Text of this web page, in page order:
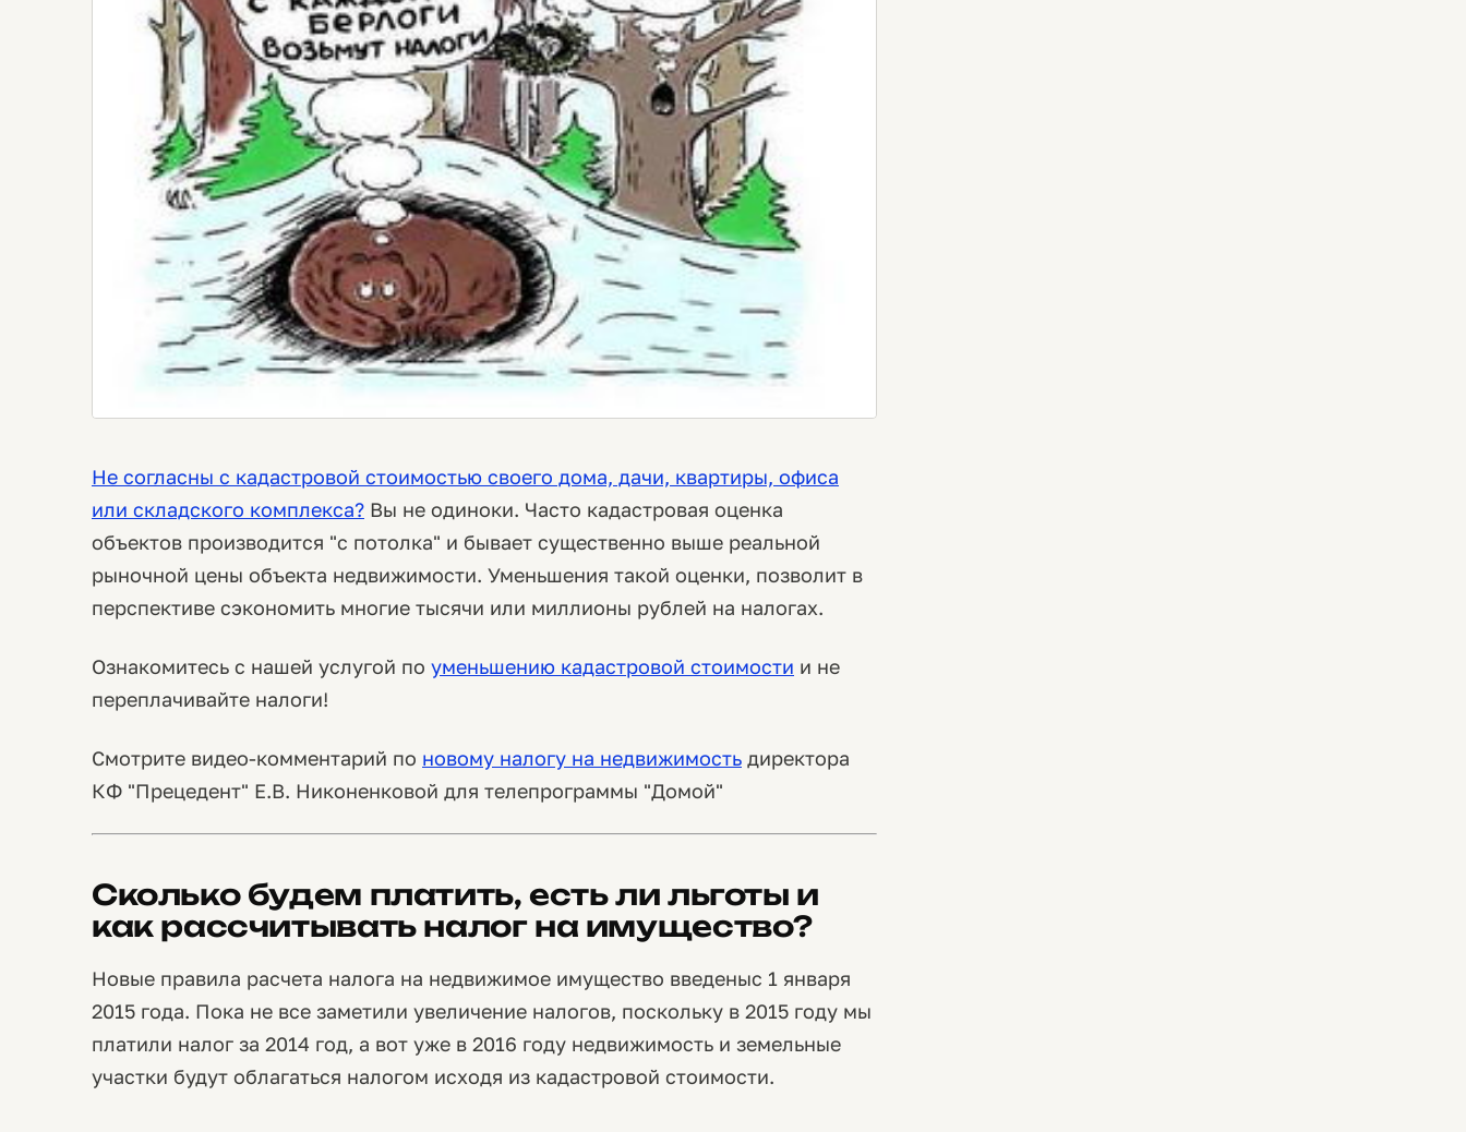
Не согласны с кадастровой стоимостью своего дома, дачи, квартиры, офиса
или складского комплекса? Вы не одиноки. Часто кадастровая оценка
объектов производится "с потолка" и бывает существенно выше реальной
рыночной цены объекта недвижимости. Уменьшения такой оценки, позволит в
перспективе сэкономить многие тысячи или миллионы рублей на налогах.
Ознакомитесь с нашей услугой по уменьшению кадастровой стоимости и не
переплачивайте налоги!
Смотрите видео-комментарий по новому налогу на недвижимость директора
КФ "Прецедент" Е.В. Никоненковой для телепрограммы "Домой"
Сколько будем платить, есть ли льготы и
как рассчитывать налог на имущество?
Новые правила расчета налога на недвижимое имущество введеныс 1 января
2015 года. Пока не все заметили увеличение налогов, поскольку в 2015 году мы
платили налог за 2014 год, а вот уже в 2016 году недвижимость и земельные
участки будут облагаться налогом исходя из кадастровой стоимости.